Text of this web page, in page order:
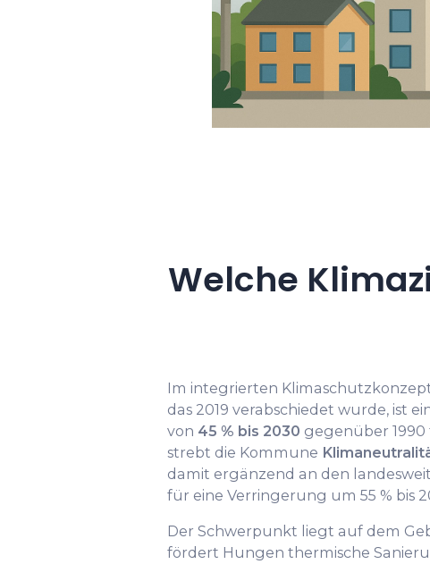
Welche
Im integrierten
das 2019 verabschiedet wurde, ist
von 45 % bis 2030 gegenüber 1990
strebt die Kommune
damit ergänzend an den
für eine Verringerung um 55 % bis
Der Schwerpunkt liegt auf dem
fördert Hungen thermische